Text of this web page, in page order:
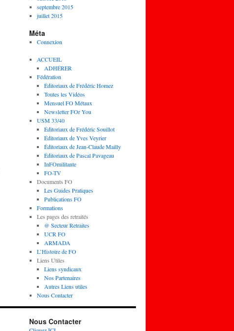
septembre 2015
juillet 2015
Méta
Connexion
ACCUEIL
ADHÉRER
Fédération
Éditoriaux de Frédéric Homez
Toutes les Vidéos
Mensuel FO Métaux
Newsletter FOr You
USM 33/40
Éditoriaux de Frédéric Souillot
Éditoriaux de Yves Veyrier
Éditoriaux de Jean-Claude Mailly
Éditoriaux de Pascal Pavageau
InFOmilitante
FO-TV
Documents FO
Les Guides Pratiques
Publications FO
Formations
Les pages des retraités
@ Secteur Retraites
UCR FO
ARMADA
L’Histoire de FO
Liens Utiles
Liens syndicaux
Nos Partenaires
Autres Liens utiles
Nous Contacter
Nous Contacter